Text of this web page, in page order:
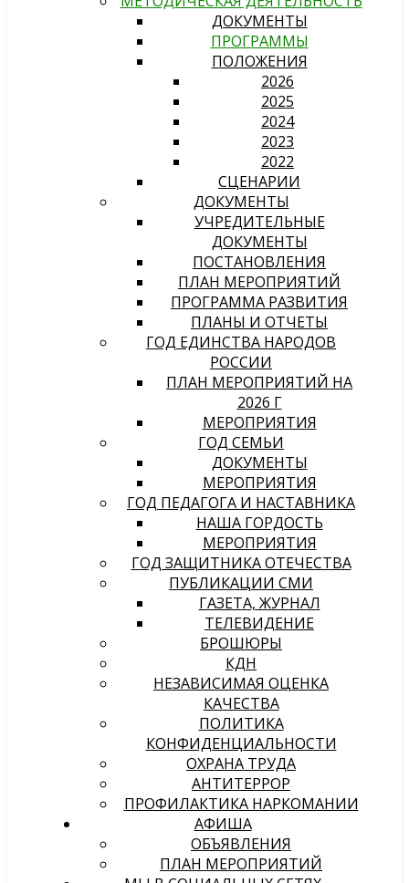
ДОКУМЕНТЫ
ПРОГРАММЫ
ПОЛОЖЕНИЯ
2026
2025
2024
2023
2022
СЦЕНАРИИ
ДОКУМЕНТЫ
УЧРЕДИТЕЛЬНЫЕ
ДОКУМЕНТЫ
ПОСТАНОВЛЕНИЯ
ПЛАН МЕРОПРИЯТИЙ
ПРОГРАММА РАЗВИТИЯ
ПЛАНЫ И ОТЧЕТЫ
ГОД ЕДИНСТВА НАРОДОВ
РОССИИ
ПЛАН МЕРОПРИЯТИЙ НА
2026 Г
МЕРОПРИЯТИЯ
ГОД СЕМЬИ
ДОКУМЕНТЫ
МЕРОПРИЯТИЯ
ГОД ПЕДАГОГА И НАСТАВНИКА
НАША ГОРДОСТЬ
МЕРОПРИЯТИЯ
ГОД ЗАЩИТНИКА ОТЕЧЕСТВА
ПУБЛИКАЦИИ СМИ
ГАЗЕТА, ЖУРНАЛ
ТЕЛЕВИДЕНИЕ
БРОШЮРЫ
КДН
НЕЗАВИСИМАЯ ОЦЕНКА
КАЧЕСТВА
ПОЛИТИКА
КОНФИДЕНЦИАЛЬНОСТИ
ОХРАНА ТРУДА
АНТИТЕРРОР
ПРОФИЛАКТИКА НАРКОМАНИИ
АФИША
ОБЪЯВЛЕНИЯ
ПЛАН МЕРОПРИЯТИЙ